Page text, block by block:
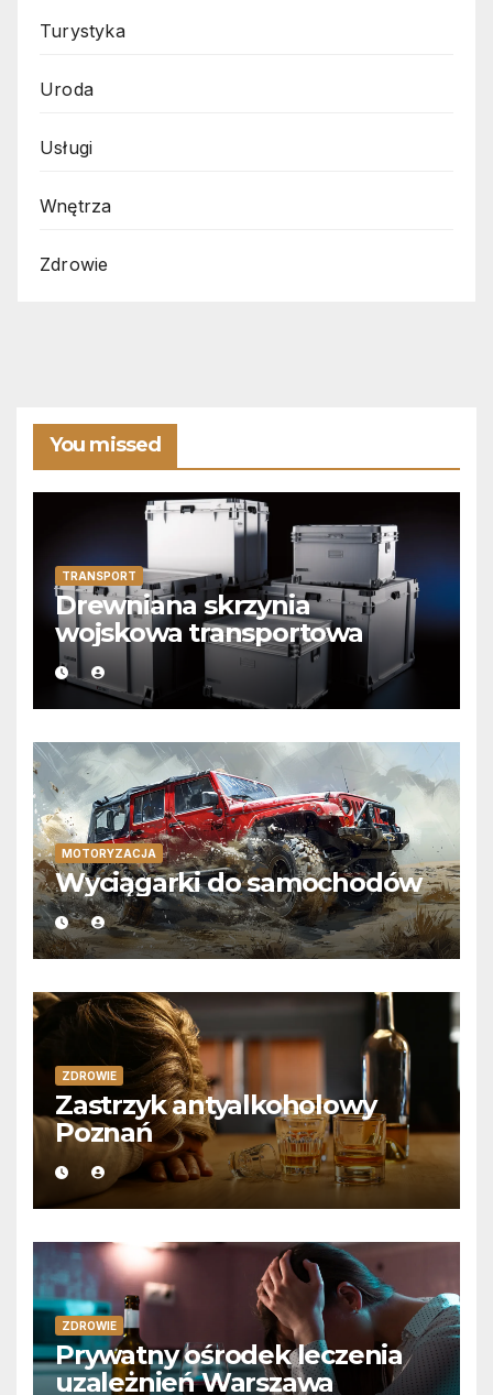
Turystyka
Uroda
Usługi
Wnętrza
Zdrowie
You missed
TRANSPORT
Drewniana skrzynia
wojskowa transportowa
MOTORYZACJA
Wyciągarki do samochodów
ZDROWIE
Zastrzyk antyalkoholowy
Poznań
ZDROWIE
Prywatny ośrodek leczenia
uzależnień Warszawa